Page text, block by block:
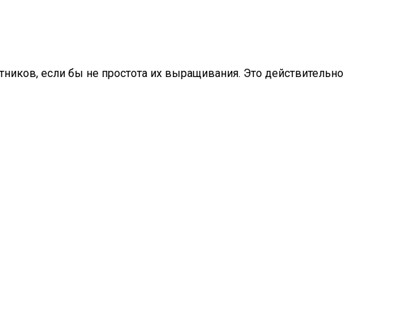
если бы не простота их выращивания. Это действительно